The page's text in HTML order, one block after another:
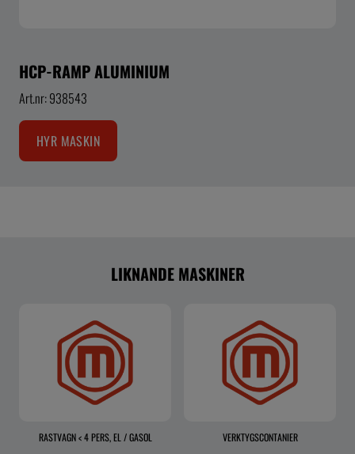
HCP-RAMP ALUMINIUM
Art.nr: 938543
HYR MASKIN
LIKNANDE MASKINER
RASTVAGN < 4 PERS, EL / GASOL VERKTYGSCONTANIER